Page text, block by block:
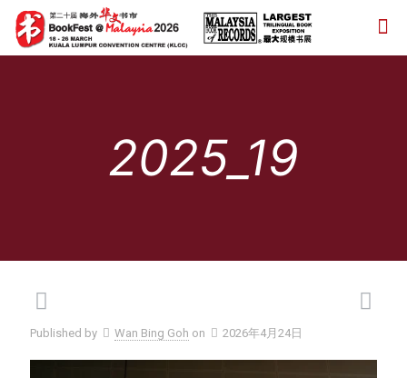
2025_19
Published by Wan Bing Goh on 2026年4月24日